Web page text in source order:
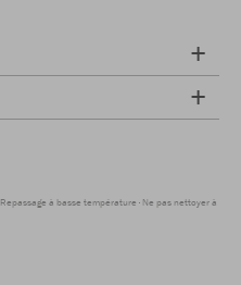
Repassage à basse température Ne pas nettoyer à